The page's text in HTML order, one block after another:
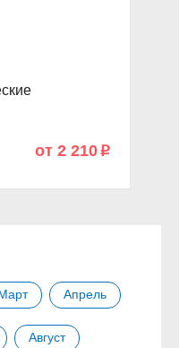
от 2 210 p
Апрель
Август